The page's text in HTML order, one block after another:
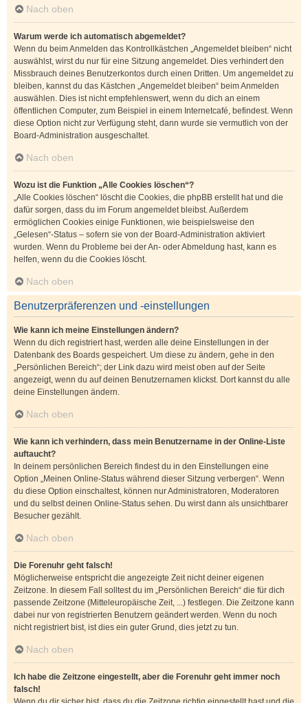
Nach oben
Warum werde ich automatisch abgemeldet?
Wenn du beim Anmelden das Kontrollkästchen „Angemeldet bleiben“ nicht
auswählst, wirst du nur für eine Sitzung angemeldet. Dies verhindert den
Missbrauch deines Benutzerkontos durch einen Dritten. Um angemeldet zu
bleiben, kannst du das Kästchen „Angemeldet bleiben“ beim Anmelden
auswählen. Dies ist nicht empfehlenswert, wenn du dich an einem
öffentlichen Computer, zum Beispiel in einem Internetcafé, befindest. Wenn
diese Option nicht zur Verfügung steht, dann wurde sie vermutlich von der
Board-Administration ausgeschaltet.
Nach oben
Wozu ist die Funktion „Alle Cookies löschen“?
„Alle Cookies löschen“ löscht die Cookies, die phpBB erstellt hat und die
dafür sorgen, dass du im Forum angemeldet bleibst. Außerdem
ermöglichen Cookies einige Funktionen, wie beispielsweise den
„Gelesen“-Status – sofern sie von der Board-Administration aktiviert
wurden. Wenn du Probleme bei der An- oder Abmeldung hast, kann es
helfen, wenn du die Cookies löscht.
Nach oben
Benutzerpräferenzen und -einstellungen
Wie kann ich meine Einstellungen ändern?
Wenn du dich registriert hast, werden alle deine Einstellungen in der
Datenbank des Boards gespeichert. Um diese zu ändern, gehe in den
„Persönlichen Bereich“; der Link dazu wird meist oben auf der Seite
angezeigt, wenn du auf deinen Benutzernamen klickst. Dort kannst du alle
deine Einstellungen ändern.
Nach oben
Wie kann ich verhindern, dass mein Benutzername in der Online-Liste
auftaucht?
In deinem persönlichen Bereich findest du in den Einstellungen eine
Option „Meinen Online-Status während dieser Sitzung verbergen“. Wenn
du diese Option einschaltest, können nur Administratoren, Moderatoren
und du selbst deinen Online-Status sehen. Du wirst dann als unsichtbarer
Besucher gezählt.
Nach oben
Die Forenuhr geht falsch!
Möglicherweise entspricht die angezeigte Zeit nicht deiner eigenen
Zeitzone. In diesem Fall solltest du im „Persönlichen Bereich“ die für dich
passende Zeitzone (Mitteleuropäische Zeit, ...) festlegen. Die Zeitzone kann
dabei nur von registrierten Benutzern geändert werden. Wenn du noch
nicht registriert bist, ist dies ein guter Grund, dies jetzt zu tun.
Nach oben
Ich habe die Zeitzone eingestellt, aber die Forenuhr geht immer noch
falsch!